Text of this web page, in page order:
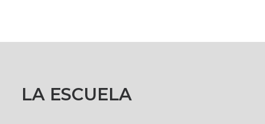
LA ESCUELA